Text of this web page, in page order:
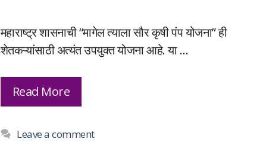
महाराष्ट्र शासनाची “मागेल त्याला सौर कृषी पंप योजना” ही
शेतकऱ्यांसाठी अत्यंत उपयुक्त योजना आहे. या …
Read More
Leave a comment